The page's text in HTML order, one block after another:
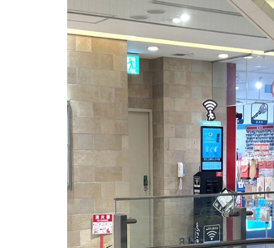
Help Center(FAQ)(English)
お問い合わせ(日本語)
Inquiry(English)